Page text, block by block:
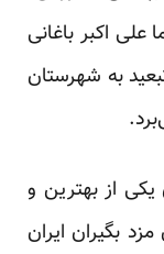
علی اکبر باغانی
تعزیری و ۱۰ سال تبعید به شهرستان
از بهترین و
بگیران ایران